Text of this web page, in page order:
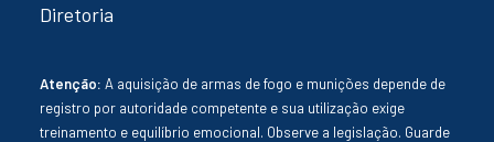
Diretoria
Atenção: A aquisição de armas de fogo e munições depende de
registro por autoridade competente e sua utilização exige
treinamento e equilíbrio emocional. Observe a legislação. Guarde